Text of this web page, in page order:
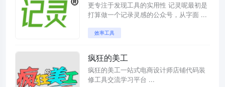
更专注于发现工具的实用性 记灵呢最初是
打算做一个记录灵感的公众号，从字面 ...
效率工具
疯狂的美工
疯狂的美工一站式电商设计师店铺代码装
修工具交流学习平台 ...